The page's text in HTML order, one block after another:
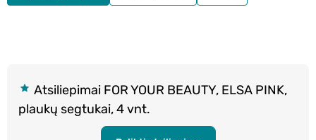
Atsiliepimai FOR YOUR BEAUTY, ELSA PINK,
plaukų segtukai, 4 vnt.